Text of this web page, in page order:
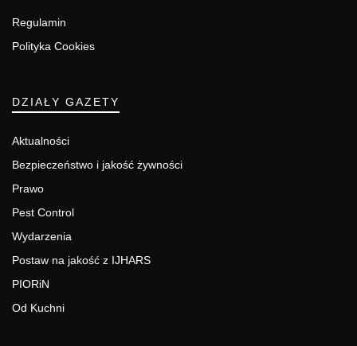
Regulamin
Polityka Cookies
DZIAŁY GAZETY
Aktualności
Bezpieczeństwo i jakość żywności
Prawo
Pest Control
Wydarzenia
Postaw na jakość z IJHARS
PIORiN
Od Kuchni